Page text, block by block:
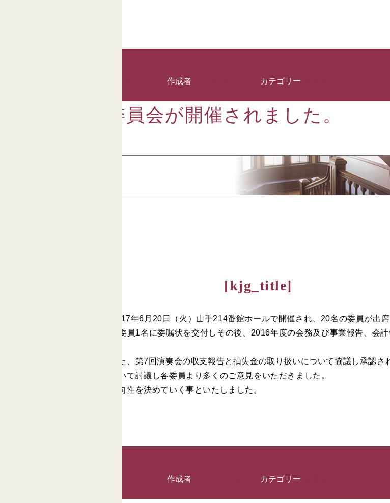
作成者 カテゴリー
後援会常任委員会が開催されました。
[kjg_title]
第31回後援会常任委員会が2017年6月20日（火）山手214番館ホールで開催され、20名の委員が出席
会長の湯沢 誠氏から新常任委員1名に委嘱状を交付しその後、2016年度の会務及び事業報告、会
その後、昨年におこなわれました、第7回演奏会の収支報告と損失金の取り扱いについて協議し承認さ
また、今後の後援会活動について討議し各委員より多くのご意見をいただきました。
来月に小委員会を開催して、方向性を決めていく事といたしました。
作成者 カテゴリー